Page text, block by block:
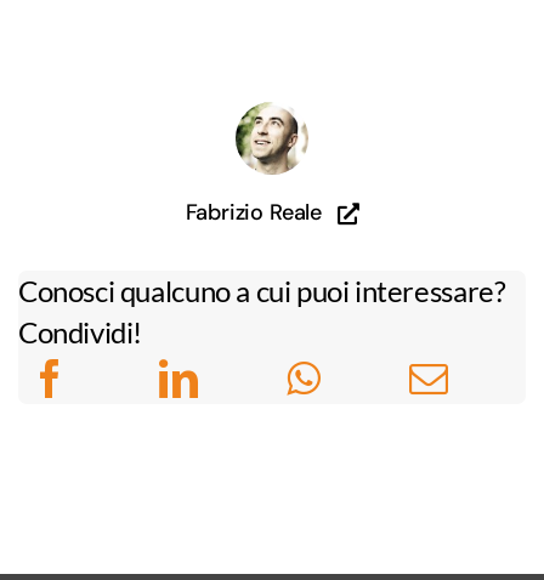
Fabrizio Reale
Conosci qualcuno a cui puoi interessare?
Condividi!